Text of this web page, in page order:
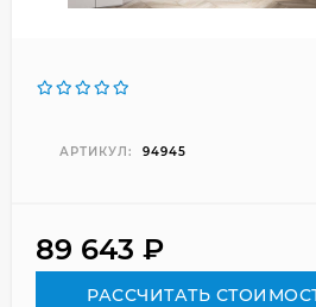
АРТИКУЛ: 94945
89 643 ₽
РАСCЧИТАТЬ